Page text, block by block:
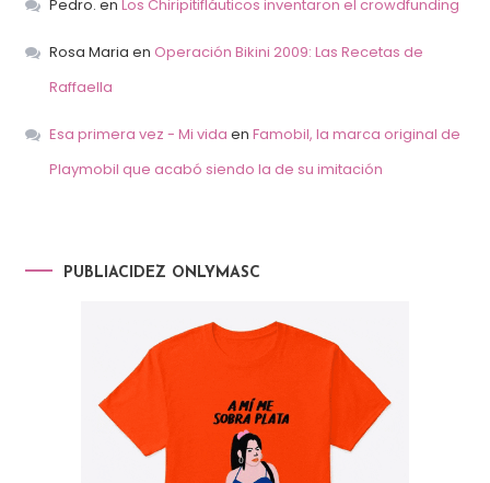
Pedro. en Los Chiripitifláuticos inventaron el crowdfunding
Rosa Maria en Operación Bikini 2009: Las Recetas de
Raffaella
Esa primera vez - Mi vida en Famobil, la marca original de
Playmobil que acabó siendo la de su imitación
PUBLIACIDEZ ONLYMASC